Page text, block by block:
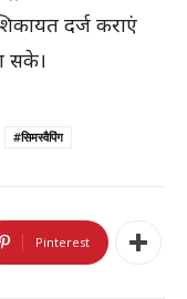
दर्ज कराएं
सके।
#सिमस्वैपिंग
Pinterest